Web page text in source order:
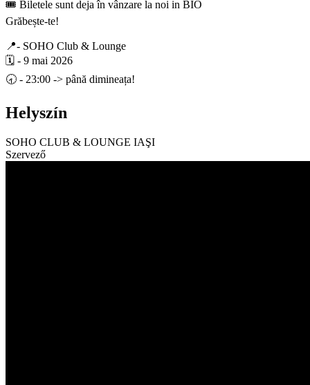
🎟️ Biletele sunt deja în vânzare la noi in BIO
Grăbește-te!
📍- SOHO Club & Lounge
🗓️ - 9 mai 2026
🕣 - 23:00 -> până dimineața!
Helyszín
SOHO CLUB & LOUNGE IAŞI
Szervező